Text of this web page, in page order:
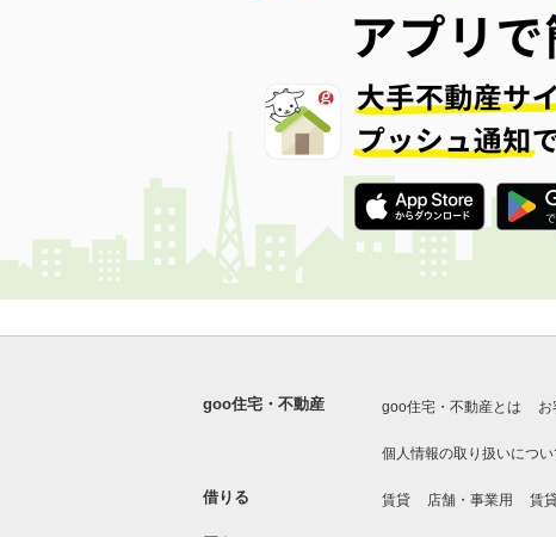
goo住宅・不動産 goo住宅・不動産とは
個人情報の取り扱いについ
借りる 賃貸 店舗・事業用 賃